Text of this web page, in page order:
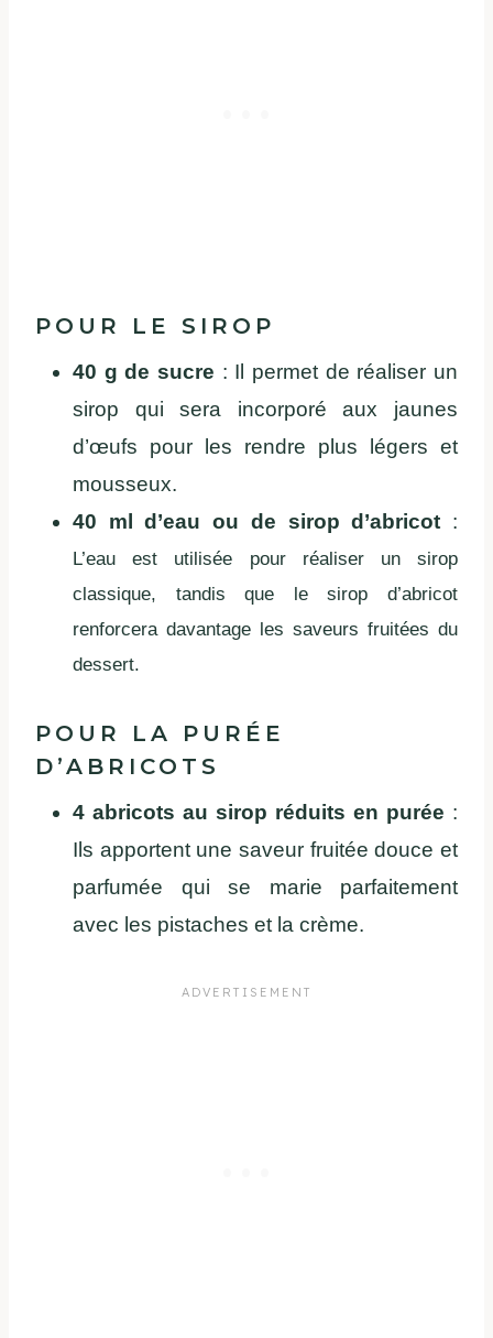
POUR LE SIROP
40 g de sucre : Il permet de réaliser un
sirop qui sera incorporé aux jaunes
d’œufs pour les rendre plus légers et
mousseux.
40 ml d’eau ou de sirop d’abricot :
L’eau est utilisée pour réaliser un sirop
classique, tandis que le sirop d’abricot
renforcera davantage les saveurs fruitées du
dessert.
POUR LA PURÉE
D’ABRICOTS
4 abricots au sirop réduits en purée :
Ils apportent une saveur fruitée douce et
parfumée qui se marie parfaitement
avec les pistaches et la crème.